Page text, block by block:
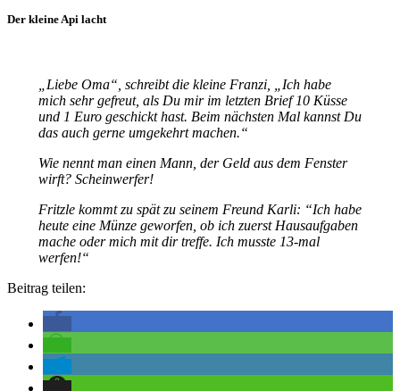
Der kleine Api lacht
„Liebe Oma“, schreibt die kleine Franzi, „Ich habe
mich sehr gefreut, als Du mir im letzten Brief 10 Küsse
und 1 Euro geschickt hast. Beim nächsten Mal kannst Du
das auch gerne umgekehrt machen.“
Wie nennt man einen Mann, der Geld aus dem Fenster
wirft? Scheinwerfer!
Fritzle kommt zu spät zu seinem Freund Karli: “Ich habe
heute eine Münze geworfen, ob ich zuerst Hausaufgaben
mache oder mich mit dir treffe. Ich musste 13-mal
werfen!“
Beitrag teilen: